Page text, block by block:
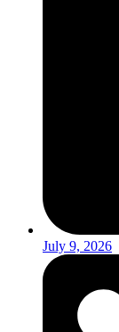
July 9, 2026